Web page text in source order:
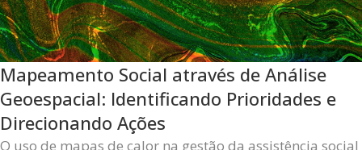
Mapeamento Social através de Análise
Geoespacial: Identificando Prioridades e
Direcionando Ações
O uso de mapas de calor na gestão da assistência social